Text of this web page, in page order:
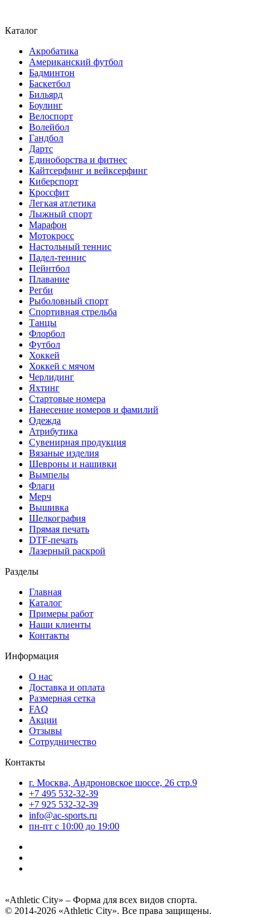
Каталог
Акробатика
Американский футбол
Бадминтон
Баскетбол
Бильярд
Боулинг
Велоспорт
Волейбол
Гандбол
Дартс
Единоборства и фитнес
Кайтсерфинг и вейксерфинг
Киберспорт
Кроссфит
Легкая атлетика
Лыжный спорт
Марафон
Мотокросс
Настольный теннис
Падел-теннис
Пейнтбол
Плавание
Регби
Рыболовный спорт
Спортивная стрельба
Танцы
Флорбол
Футбол
Хоккей
Хоккей с мячом
Черлидинг
Яхтинг
Стартовые номера
Нанесение номеров и фамилий
Одежда
Атрибутика
Сувенирная продукция
Вязаные изделия
Шевроны и нашивки
Вымпелы
Флаги
Мерч
Вышивка
Шелкография
Прямая печать
DTF-печать
Лазерный раскрой
Разделы
Главная
Каталог
Примеры работ
Наши клиенты
Контакты
Информация
О нас
Доставка и оплата
Размерная сетка
FAQ
Акции
Отзывы
Сотрудничество
Контакты
г. Москва, Андроновское шоссе, 26 стр.9
+7 495 532-32-39
+7 925 532-32-39
info@ac-sports.ru
пн-пт c 10:00 до 19:00
«Athletic City» – Форма для всех видов спорта.
© 2014-2026 «Athletic City». Все права защищены.